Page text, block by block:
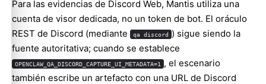
Para las evidencias de Discord Web, Mantis utiliza una
cuenta de visor dedicada, no un token de bot. El oráculo
REST de Discord (mediante
qa discord ) sigue siendo la
fuente autoritativa; cuando se establece
OPENCLAW_QA_DISCORD_CAPTURE_UI_METADATA=1 , el escenario
también escribe un artefacto con una URL de Discord